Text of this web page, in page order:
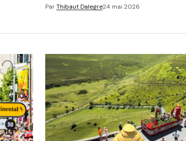
ParThibaut Dalegre24 mai 2026